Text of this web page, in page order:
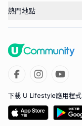
熱門地點
下載 U Lifestyle應用程式